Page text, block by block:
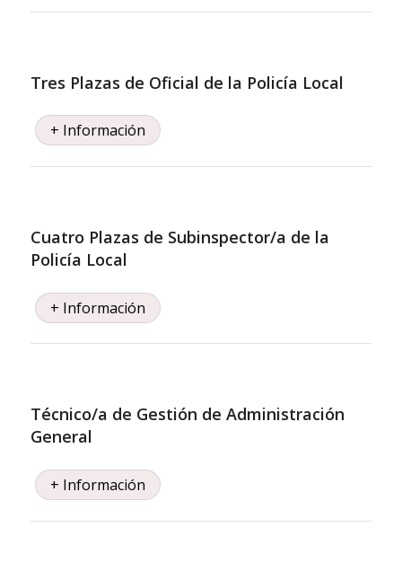
Tres Plazas de Oficial de la Policía Local
+ Información
Cuatro Plazas de Subinspector/a de la
Policía Local
+ Información
Técnico/a de Gestión de Administración
General
+ Información